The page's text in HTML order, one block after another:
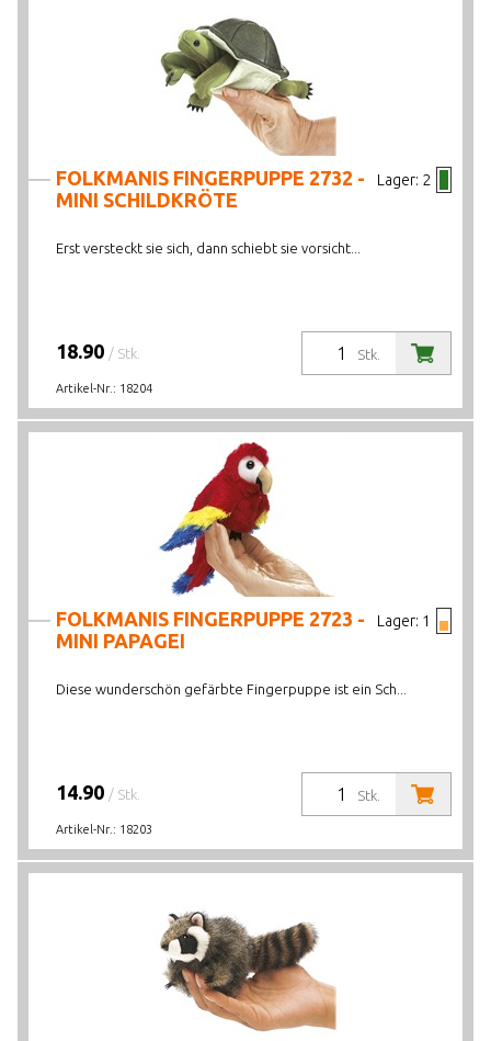
Lager: 2
FOLKMANIS FINGERPUPPE 2732 -
MINI SCHILDKRÖTE
Erst versteckt sie sich, dann schiebt sie vorsicht...
Stk.
18.90 / Stk.
Artikel-Nr.: 18204
Lager: 1
FOLKMANIS FINGERPUPPE 2723 -
MINI PAPAGEI
Diese wunderschön gefärbte Fingerpuppe ist ein Sch...
Stk.
14.90 / Stk.
Artikel-Nr.: 18203